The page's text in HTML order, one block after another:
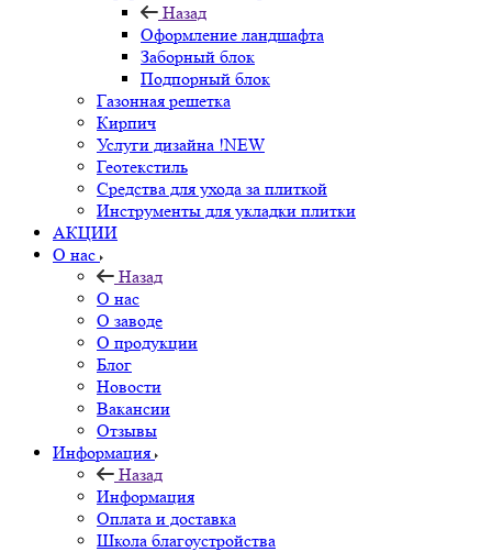
Назад
Оформление ландшафта
Заборный блок
Подпорный блок
Газонная решетка
Кирпич
Услуги дизайна !NEW
Геотекстиль
Средства для ухода за плиткой
Инструменты для укладки плитки
АКЦИИ
О нас
Назад
О нас
О заводе
О продукции
Блог
Новости
Вакансии
Отзывы
Информация
Назад
Информация
Оплата и доставка
Школа благоустройства